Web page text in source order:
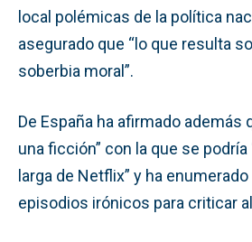
local polémicas de la política
asegurado que “lo que resulta
soberbia moral”.
De España ha afirmado además
una ficción” con la que se
larga de Netflix” y ha
episodios irónicos para criticar